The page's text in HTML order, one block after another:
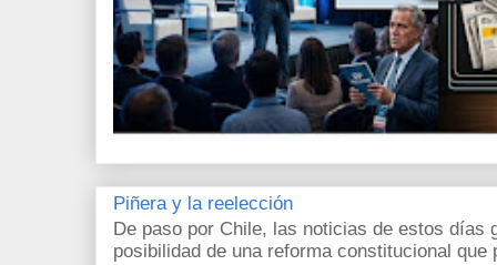
Piñera y la reelección
De paso por Chile, las noticias de estos días
posibilidad de una reforma constitucional